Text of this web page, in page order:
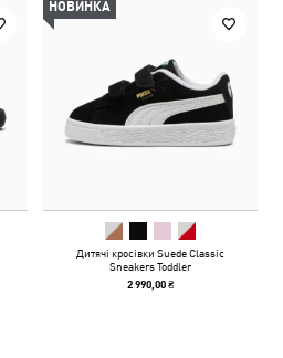
НОВИНКА
Дитячі кросівки Suede Classic
Sneakers Toddler
2 990,00 ₴